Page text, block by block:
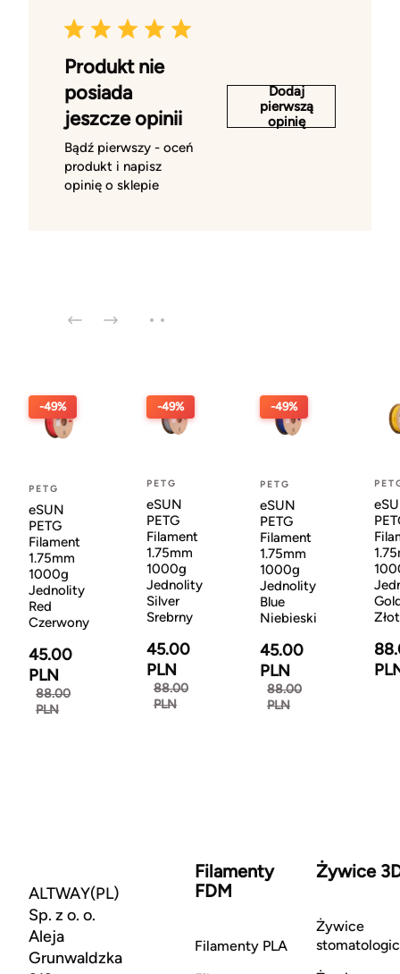
Produkt nie
posiada
jeszcze opinii
Bądź pierwszy - oceń
produkt i napisz
opinię o sklepie
Dodaj
pierwszą
opinię
-49%
PETG
eSUN
PETG
Filament
1.75mm
1000g
Jednolity
Red
Czerwony
45.00
PLN
88.00
PLN
-49%
PETG
eSUN
PETG
Filament
1.75mm
1000g
Jednolity
Silver
Srebrny
45.00
PLN
88.00
PLN
-49%
PETG
eSUN
PETG
Filament
1.75mm
1000g
Jednolity
Blue
Niebieski
45.00
PLN
88.00
PLN
ALTWAY(PL)
Sp. z o. o.
Aleja
Grunwaldzka
Filamenty
FDM
Filamenty PLA
Żywice
Żywice